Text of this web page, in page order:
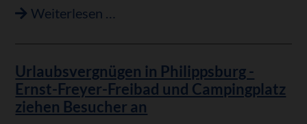
Weiterlesen …
30
Jahren
wieder
Urlaubsvergnügen in Philippsburg -
Ernst-Freyer-Freibad und Campingplatz
ziehen Besucher an